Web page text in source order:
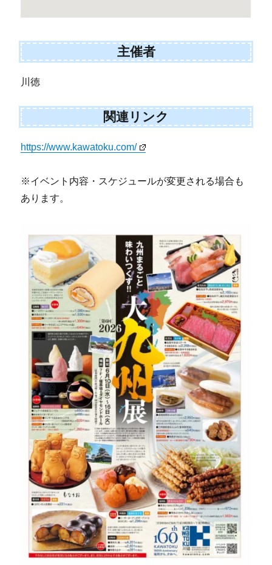
主催者
川徳
関連リンク
https://www.kawatoku.com/
※イベント内容・スケジュールが変更される場合も
あります。